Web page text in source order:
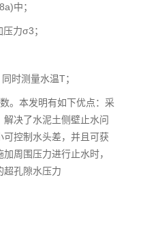
中；
力σ3；
时测量水温T；
。本发明有如下优点：采
决了水泥土侧壁止水问
控制水头差，并且可获
周围压力进行止水时，
超孔隙水压力